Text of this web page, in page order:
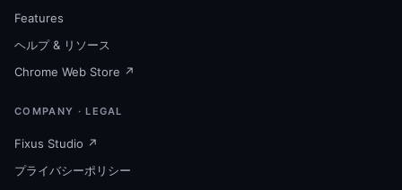
Features
ヘルプ & リソース
Chrome Web Store ↗
COMPANY · LEGAL
Fixus Studio ↗
プライバシーポリシー